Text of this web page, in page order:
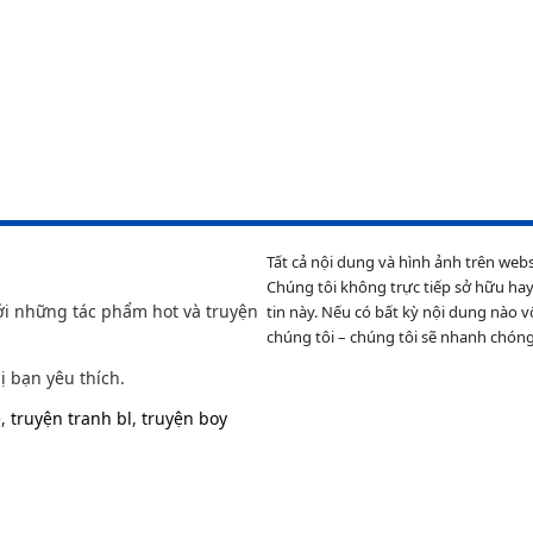
những tác phẩm hot và truyện
bạn yêu thích.
, truyện tranh bl, truyện boy
Tất cả nội dung và hình ảnh trên
Chúng tôi không trực tiếp sở hữu
tin này. Nếu có bất kỳ nội dung nào
chúng tôi – chúng tôi sẽ nhanh